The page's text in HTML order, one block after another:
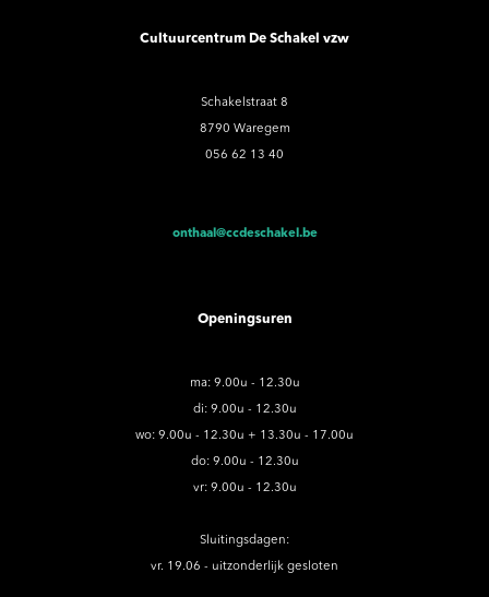
Cultuurcentrum De Schakel vzw
Schakelstraat 8
8790 Waregem
056 62 13 40
onthaal@ccdeschakel.be
Openingsuren
ma: 9.00u - 12.30u
di: 9.00u - 12.30u
wo: 9.00u - 12.30u + 13.30u - 17.00u
do: 9.00u - 12.30u
vr: 9.00u - 12.30u
Sluitingsdagen:
vr. 19.06 - uitzonderlijk gesloten